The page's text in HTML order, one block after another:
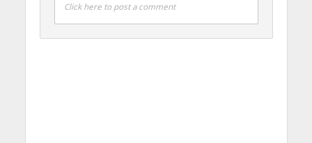
Click here to post a comment